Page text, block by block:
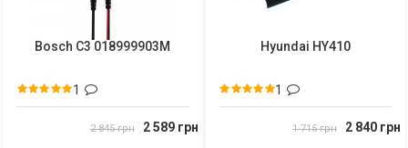
Bosch C3 018999903M
1
2 845 грн 2 589 грн
Hyundai HY410
1
1 715 грн 2 840 грн